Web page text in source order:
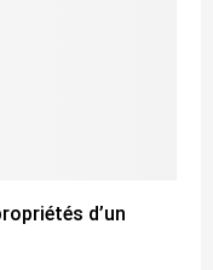
d’un